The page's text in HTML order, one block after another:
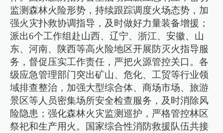
监测森林火险形势，持续跟踪调度火场态势，加
强火灾扑救协调指导，及时做好力量装备增援；
派出6个工作组赴山西、辽宁、浙江、安徽、山
东、河南、陕西等高火险地区开展防灭火指导服
务，督促压实工作责任，严把火源管控关口。各
级应急管理部门突出矿山、危化、工贸等行业领
域排查整治，加强大型综合体、商场市场、旅游
景区等人员密集场所安全检查服务，及时消除风
险隐患；强化森林火灾监测巡护，严格管控林区
祭祀和生产用火。国家综合性消防救援队伍共接